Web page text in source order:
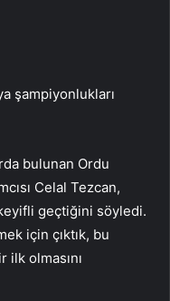
şampiyonlukları
bulunan Ordu
Celal Tezcan,
geçtiğini söyledi.
için çıktık, bu
ilk olmasını